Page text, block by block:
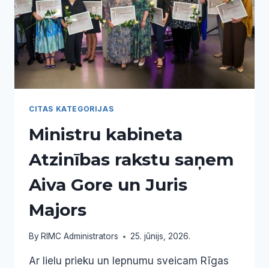
IZGLĪTOJAMIEM
CITAS KATEGORIJAS
Ministru kabineta
Atzinības rakstu saņem
Aiva Gore un Juris
Majors
By RIMC Administrators 25. jūnijs, 2026.
Ar lielu prieku un lepnumu sveicam Rīgas